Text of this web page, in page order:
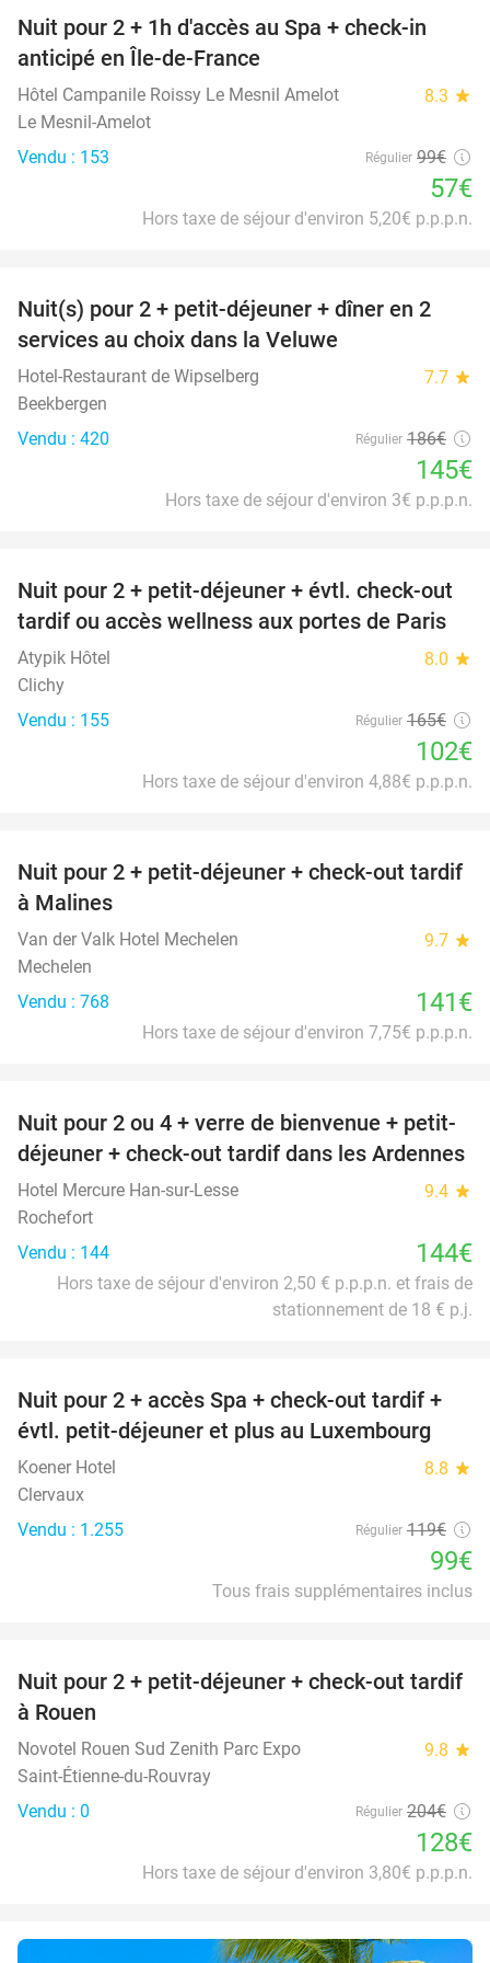
42%
Nuit pour 2 + 1h d'accès au Spa + check-in
anticipé en Île-de-France
Hôtel Campanile Roissy Le Mesnil Amelot 8.3 star
Le Mesnil-Amelot
Vendu : 153
Régulier 99€
57€
Hors taxe de séjour d'environ 5,20€ p.p.p.n.
22%
Nuit(s) pour 2 + petit-déjeuner + dîner en 2
services au choix dans la Veluwe
Hotel-Restaurant de Wipselberg 7.7 star
Beekbergen
Vendu : 420
Régulier 186€
145€
Hors taxe de séjour d'environ 3€ p.p.p.n.
38%
Nuit pour 2 + petit-déjeuner + évtl. check-out
tardif ou accès wellness aux portes de Paris
Atypik Hôtel 8.0 star
Clichy
Vendu : 155
Régulier 165€
102€
Hors taxe de séjour d'environ 4,88€ p.p.p.n.
Nuit pour 2 + petit-déjeuner + check-out tardif
à Malines
Van der Valk Hotel Mechelen 9.7 star
Mechelen
Vendu : 768
141€
Hors taxe de séjour d'environ 7,75€ p.p.p.n.
Nuit pour 2 ou 4 + verre de bienvenue + petit-
déjeuner + check-out tardif dans les Ardennes
Hotel Mercure Han-sur-Lesse 9.4 star
Rochefort
Vendu : 144
144€
Hors taxe de séjour d'environ 2,50 € p.p.p.n. et frais de
stationnement de 18 € p.j.
17%
Nuit pour 2 + accès Spa + check-out tardif +
évtl. petit-déjeuner et plus au Luxembourg
Koener Hotel 8.8 star
Clervaux
Vendu : 1.255
Régulier 119€
99€
Tous frais supplémentaires inclus
37%
Nuit pour 2 + petit-déjeuner + check-out tardif
à Rouen
Novotel Rouen Sud Zenith Parc Expo 9.8 star
Saint-Étienne-du-Rouvray
Vendu : 0
Régulier 204€
128€
Hors taxe de séjour d'environ 3,80€ p.p.p.n.